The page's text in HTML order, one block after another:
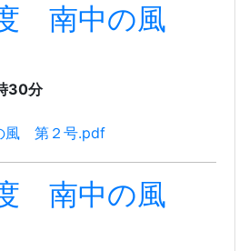
南中の風
30分
風 第２号.pdf
南中の風